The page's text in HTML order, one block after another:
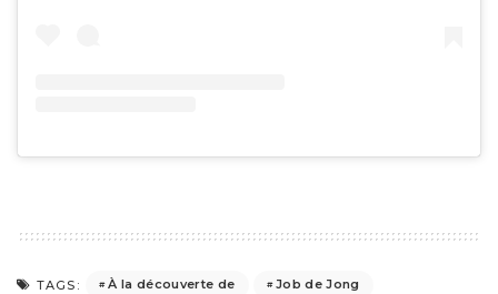
TAGS: À la découverte de Job de Jong